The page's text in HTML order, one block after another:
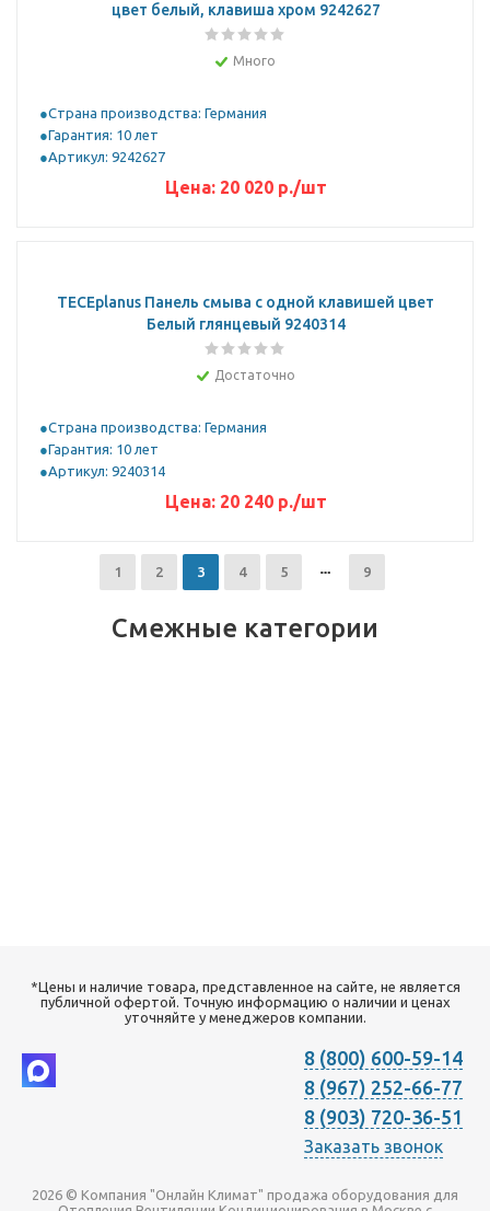
цвет белый, клавиша хром 9242627
Много
Страна производства: Германия
Гарантия: 10 лет
Артикул: 9242627
Цена: 20 020р./шт
ТЕСЕplanus Панель смыва с одной клавишей цвет
Белый глянцевый 9240314
Достаточно
Страна производства: Германия
Гарантия: 10 лет
Артикул: 9240314
Цена: 20 240р./шт
1 2 3 4 5 9
Смежные категории
*Цены и наличие товара, представленное на сайте, не является
публичной офертой. Точную информацию о наличии и ценах
уточняйте у менеджеров компании.
8 (800) 600-59-14
8 (967) 252-66-77
8 (903) 720-36-51
Заказать звонок
2026 © Компания "Онлайн Климат" продажа оборудования для